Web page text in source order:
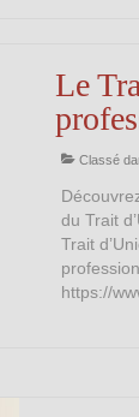
Le
Classé
du Trait
Trait
https://